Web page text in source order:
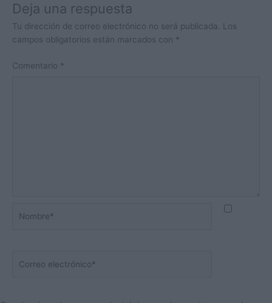
Deja una respuesta
Tu dirección de correo electrónico no será publicada. Los
campos obligatorios están marcados con *
Comentario *
electrónico*